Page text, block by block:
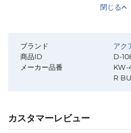
閉じる
ブランド
アク
商品ID
D-
メーカー品番
KW-
R
カスタマーレビュー